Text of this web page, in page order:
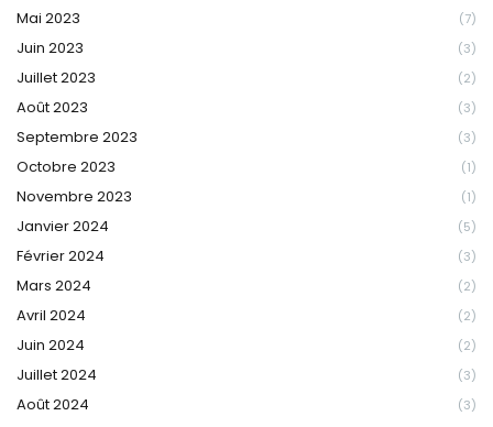
Mai 2023 (7)
Juin 2023 (3)
Juillet 2023 (2)
Août 2023 (3)
Septembre 2023 (3)
Octobre 2023 (1)
Novembre 2023 (1)
Janvier 2024 (5)
Février 2024 (3)
Mars 2024 (2)
Avril 2024 (2)
Juin 2024 (2)
Juillet 2024 (3)
Août 2024 (3)